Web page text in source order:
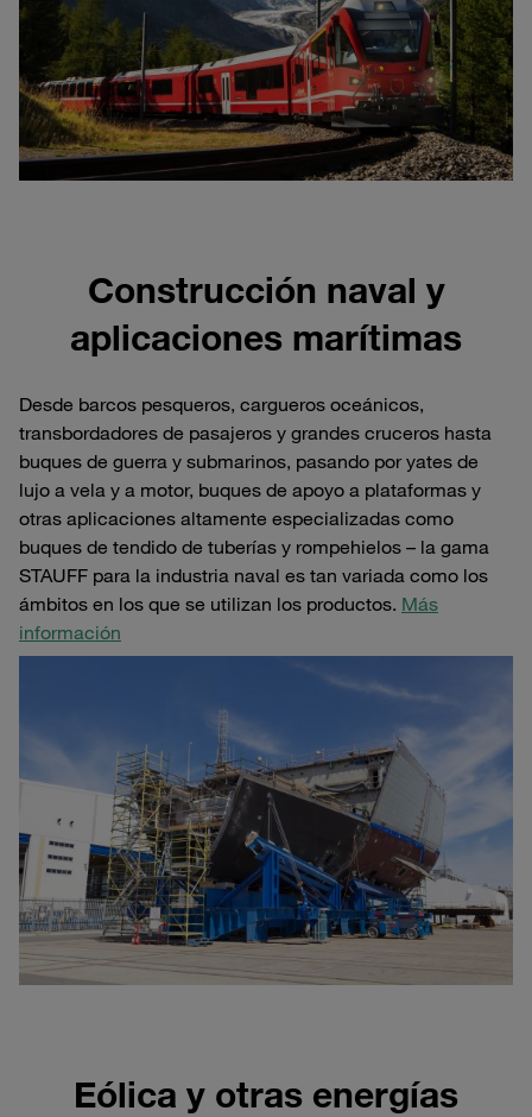
Construcción naval y
aplicaciones marítimas
Desde barcos pesqueros, cargueros oceánicos,
transbordadores de pasajeros y grandes cruceros hasta
buques de guerra y submarinos, pasando por yates de
lujo a vela y a motor, buques de apoyo a plataformas y
otras aplicaciones altamente especializadas como
buques de tendido de tuberías y rompehielos – la gama
STAUFF para la industria naval es tan variada como los
ámbitos en los que se utilizan los productos. Más
información
Eólica y otras energías